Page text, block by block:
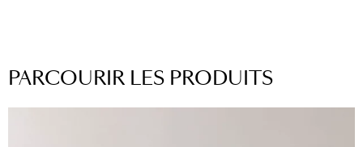
PARCOURIR LES PRODUITS